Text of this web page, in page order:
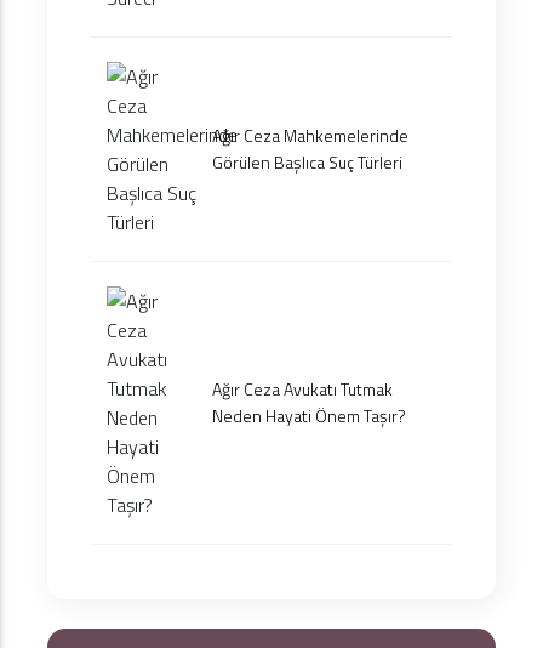
Ağır Ceza Mahkemelerinde
Görülen Başlıca Suç Türleri
Ağır Ceza Avukatı Tutmak
Neden Hayati Önem Taşır?